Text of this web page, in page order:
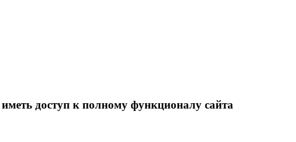
доступ к полному функционалу сайта